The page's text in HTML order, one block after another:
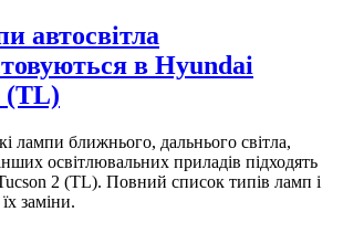
автосвітла
в Hyundai
(TL)
лампи ближнього, дальнього світла,
освітлювальних приладів підходять
2 (TL). Повний список типів ламп і
заміни.